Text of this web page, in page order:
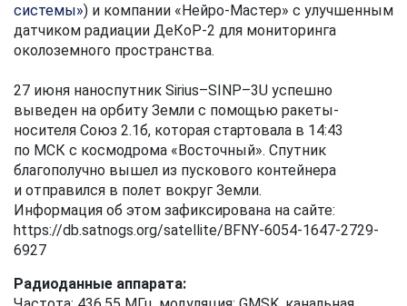
системы») и компании «Нейро-Мастер» с улучшенным
датчиком радиации ДеКоР-2 для мониторинга
околоземного пространства.
27 июня наноспутник Sirius–SINP–3U успешно
выведен на орбиту Земли с помощью ракеты-
носителя Союз 2.1б, которая стартовала в 14:43
по МСК с космодрома «Восточный». Спутник
благополучно вышел из пускового контейнера
и отправился в полет вокруг Земли.
Информация об этом зафиксирована на сайте:
https://db.satnogs.org/satellite/BFNY-6054-1647-2729-
6927
Радиоданные аппарата: